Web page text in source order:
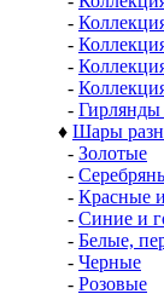
-
-
-
-
-
♦ Шары
- Золотые
-
- Красные
- Синие и
- Белые,
- Черные
- Розовые